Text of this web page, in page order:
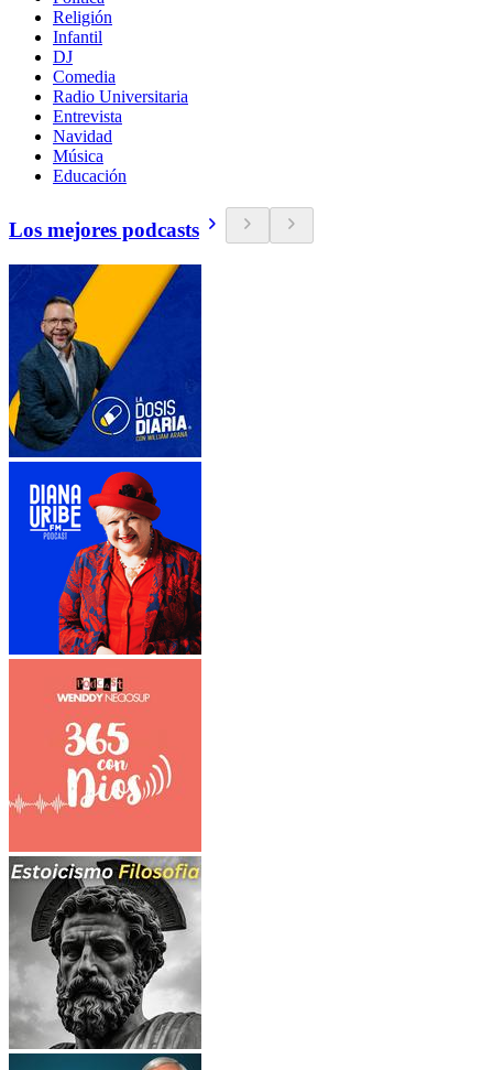
Religión
Infantil
DJ
Comedia
Radio Universitaria
Entrevista
Navidad
Música
Educación
Los mejores podcasts